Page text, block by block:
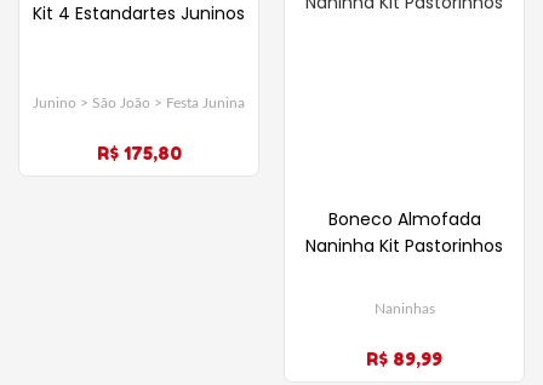
Kit 4 Estandartes Juninos
Junino > São João > Festa Junina
R$ 175,80
Boneco Almofada
Naninha Kit Pastorinhos
Naninhas
R$ 89,99